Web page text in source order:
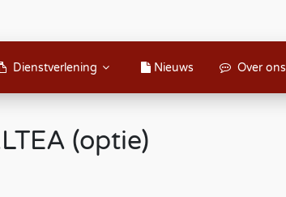
Dienstverlening Nieuws Over ons
(optie)